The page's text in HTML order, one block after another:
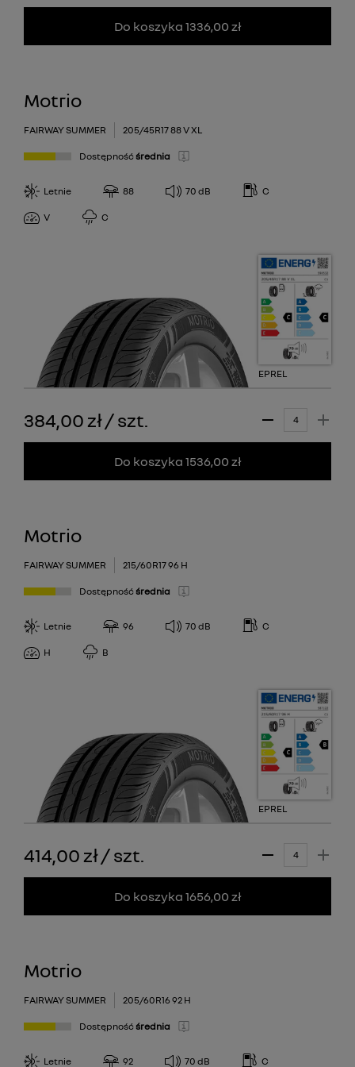
103
Do koszyka 1336,00 zł
Motrio
FAIRWAY SUMMER 205/45R17 88 V XL
Dostępność średnia
Letnie 88 70 dB C
V C
EPREL
384,00 zł/szt.
Do koszyka 1536,00 zł
Motrio
FAIRWAY SUMMER 215/60R17 96 H
Dostępność średnia
Letnie 96 70 dB C
H B
EPREL
414,00 zł/szt.
Do koszyka 1656,00 zł
Motrio
FAIRWAY SUMMER 205/60R16 92 H
Dostępność średnia
Letnie 92 70 dB C